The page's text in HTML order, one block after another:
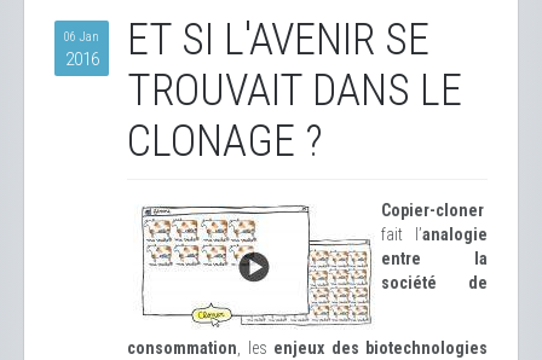
06 Jan
2016
ET SI L'AVENIR SE
TROUVAIT DANS LE
CLONAGE ?
Copier-cloner
fait l’analogie
entre la
société de
consommation , les enjeux des biotechnologies